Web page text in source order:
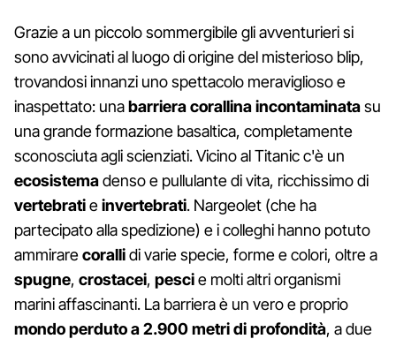
Grazie a un piccolo sommergibile gli avventurieri si
sono avvicinati al luogo di origine del misterioso blip,
trovandosi innanzi uno spettacolo meraviglioso e
inaspettato: unabarriera corallina incontaminatasu
una grande formazione basaltica, completamente
sconosciuta agli scienziati. Vicino al Titanic c'è un
ecosistemadenso e pullulante di vita, ricchissimo di
vertebratieinvertebrati. Nargeolet (che ha
partecipato alla spedizione) e i colleghi hanno potuto
ammirarecorallidi varie specie, forme e colori, oltre a
spugne, crostacei, pescie molti altri organismi
marini affascinanti. La barriera è un vero e proprio
mondo perduto a 2.900 metri di profondità, a due